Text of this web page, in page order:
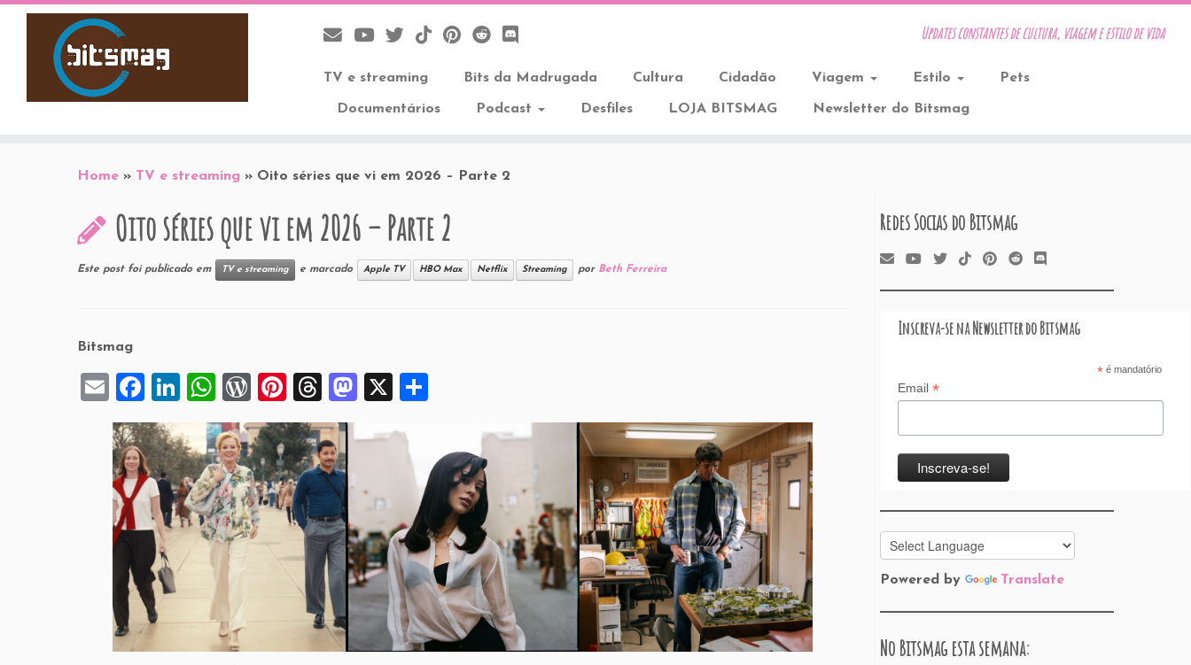
Updates constantes de cultura, viagem e estilo de vida
TV e streaming Bits da Madrugada Cultura Cidadão Viagem Estilo Pets
Documentários Podcast Desfiles LOJA BITSMAG Newsletter do Bitsmag
Home » TV e streaming » Oito séries que vi em 2026 – Parte 2
Oito séries que vi em 2026 – Parte 2
Este post foi publicado em TV e streaming e marcado Apple TV HBO Max Netflix Streaming por Beth Ferreira
Bitsmag
E
m
ai
l
F
a
c
e
b
o
o
k
Li
k
e
dI
n
W
h
at
s
A
p
p
W
or
d
P
re
ss
Pi
nt
er
es
t
T
hr
e
a
d
s
M
st
d
o
n
X
e
Redes Socias do Bitsmag
Inscreva-se na Newsletter do Bitsmag
*é mandatório
Email *
Powered by Translate
No Bitsmag esta semana: